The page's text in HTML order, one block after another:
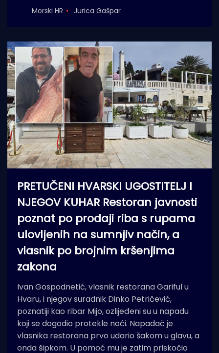
Morski HR Jurica Gašpar
PRETUČENI HVARSKI UGOSTITELJ I
NJEGOV KUHAR Restoran javnosti
poznat po prodaji riba s rupama
ulovljenih na sumnjiv način, a
vlasnik po brojnim kršenjima
zakona
Ivan Gospodnetić, vlasnik restorana Gariful u
Hvaru, i njegov suradnik Dinko Petričević,
poznatiji kao ribar Mijo, ozlijeđeni su u napadu
koji se dogodio protekle noći. Napadač je
vlasnika restorana prvo udario šakom u glavu, a
onda šipkom. U pomoć mu je zatim priskočio